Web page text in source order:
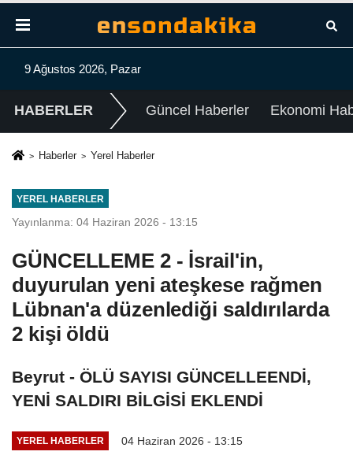
9 Ağustos 2026, Pazar
HABERLER Güncel Haberler Ekonomi
Haberler Yerel Haberler
YEREL HABERLER
Yayınlanma: 04 Haziran 2026 - 13:15
GÜNCELLEME 2 - İsrail'in,
duyurulan yeni ateşkese rağmen
Lübnan'a düzenlediği saldırılarda
2 kişi öldü
Beyrut - ÖLÜ SAYISI GÜNCELLEENDİ,
YENİ SALDIRI BİLGİSİ EKLENDİ
YEREL HABERLER 04 Haziran 2026 - 13:15